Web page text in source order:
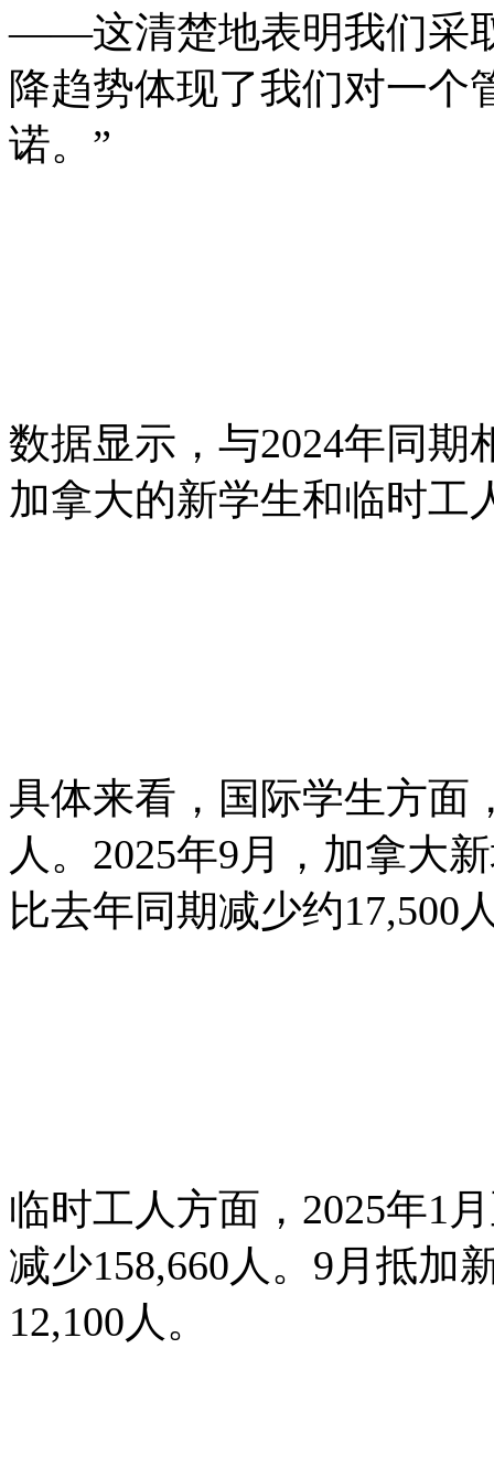
——这清楚地表明我们采
降趋势体现了我们对一个
诺。”
数据显示，与2024年同期
加拿大的新学生和临时工
具体来看，国际学生方面
人。2025年9月，加拿大
比去年同期减少约17,500
临时工人方面，2025年1
减少158,660人。9月抵加
12,100人。